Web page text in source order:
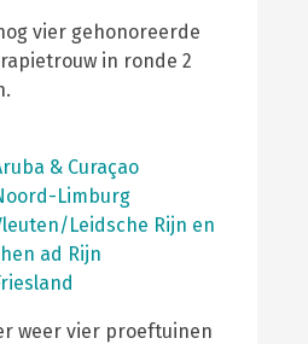
vier gehonoreerde
in ronde 2
& Curaçao
Limburg
Leidsche Rijn en
ad Rijn
weer vier proeftuinen